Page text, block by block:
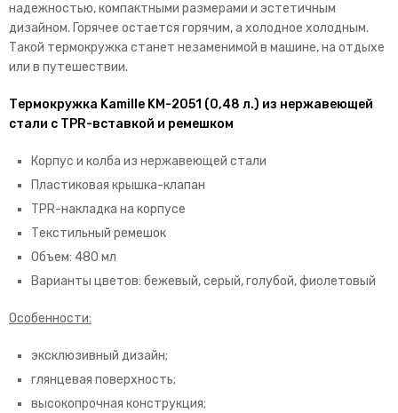
надежностью, компактными размерами и эстетичным
дизайном. Горячее остается горячим, а холодное холодным.
Такой термокружка станет незаменимой в машине, на отдыхе
или в путешествии.
Термокружка Kamille KM-2051 (0,48 л.) из нержавеющей
стали с TPR-вставкой и ремешком
Корпус и колба из нержавеющей стали
Пластиковая крышка-клапан
TPR-накладка на корпусе
Текстильный ремешок
Объем: 480 мл
Варианты цветов: бежевый, серый, голубой, фиолетовый
Особенности:
эксклюзивный дизайн;
глянцевая поверхность;
высокопрочная конструкция;